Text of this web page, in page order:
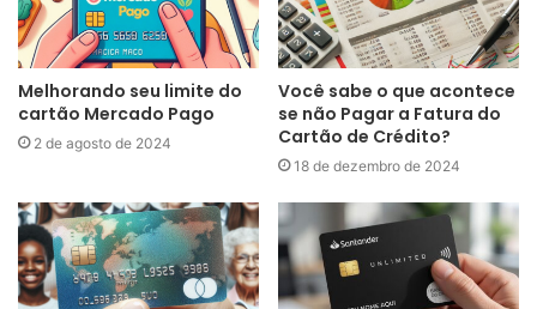
Melhorando seu limite do
cartão Mercado Pago
2 de agosto de 2024
Você sabe o que acontece
se não Pagar a Fatura do
Cartão de Crédito?
18 de dezembro de 2024